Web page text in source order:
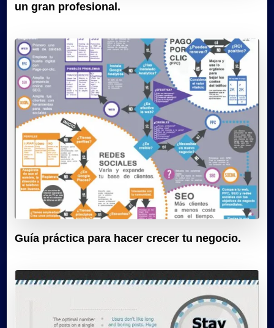
un gran profesional.
Guía práctica para hacer crecer tu negocio.